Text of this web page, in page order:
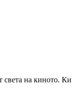
света на киното.